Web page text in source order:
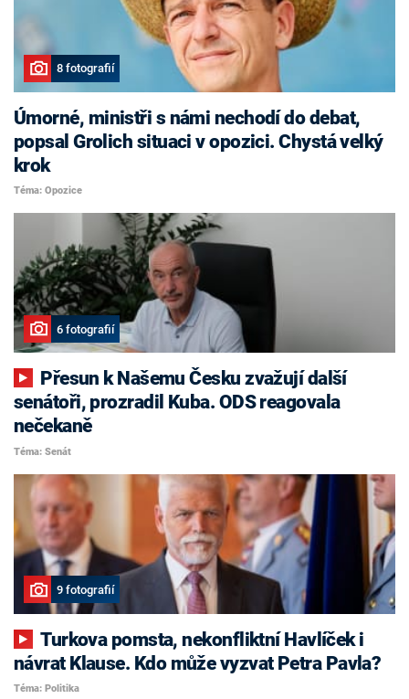
8 fotografií
Úmorné, ministři s námi nechodí do debat,
popsal Grolich situaci v opozici. Chystá velký
krok
Téma: Opozice
6 fotografií
senátoři, prozradil Kuba. ODS reagovala
nečekaně
Téma: Senát
9 fotografií
Turkova pomsta, nekonfliktní Havlíček i
návrat Klause. Kdo může vyzvat Petra Pavla?
Téma: Politika